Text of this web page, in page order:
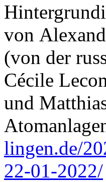
von
(von der
Cécile
und
lingen.de/
22-01-2022/